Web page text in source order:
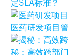
定SLA标准？
医药研发项目
秘：高效跨部